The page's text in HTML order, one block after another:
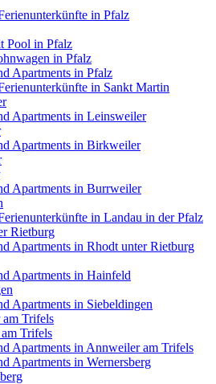
in Pfalz
Pool in Pfalz
in Pfalz
Apartments in Pfalz
in Sankt Martin
Apartments in Leinsweiler
Apartments in Birkweiler
Apartments in Burrweiler
in Landau in der Pfalz
Rietburg
Apartments in Rhodt unter Rietburg
Apartments in Hainfeld
Apartments in Siebeldingen
Trifels
Trifels
Apartments in Annweiler am Trifels
Apartments in Wernersberg